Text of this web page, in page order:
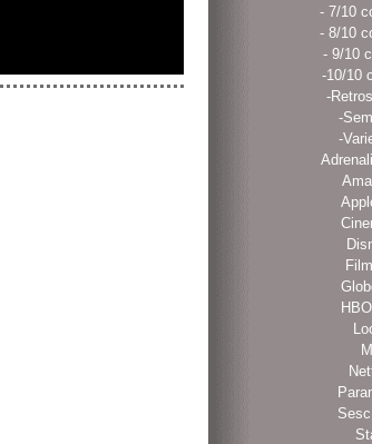
- 7/10
- 8/10
- 9/10
-10/10
-
-
-